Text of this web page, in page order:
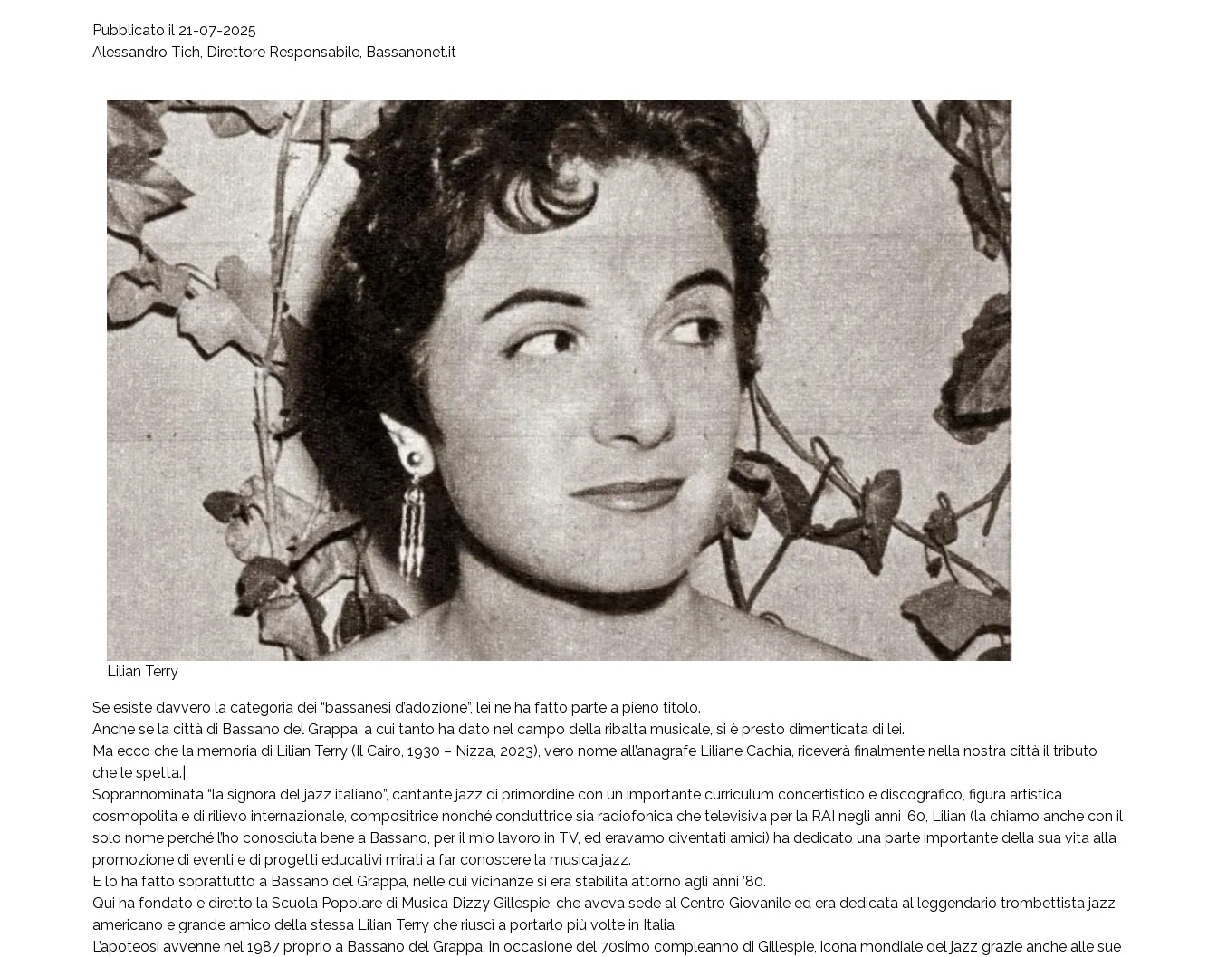
Pubblicato il 21-07-2025
Alessandro Tich, Direttore Responsabile, Bassanonet.it
Lilian Terry
Se esiste davvero la categoria dei “bassanesi d’adozione”, lei ne ha fatto parte a pieno titolo.
Anche se la città di Bassano del Grappa, a cui tanto ha dato nel campo della ribalta musicale, si è presto dimenticata di lei.
Ma ecco che la memoria di Lilian Terry (Il Cairo, 1930 – Nizza, 2023), vero nome all’anagrafe Liliane Cachia, riceverà finalmente nella nostra città il tributo
che le spetta.|
Soprannominata “la signora del jazz italiano”, cantante jazz di prim’ordine con un importante curriculum concertistico e discografico, figura artistica
cosmopolita e di rilievo internazionale, compositrice nonché conduttrice sia radiofonica che televisiva per la RAI negli anni ’60, Lilian (la chiamo anche con il
solo nome perché l’ho conosciuta bene a Bassano, per il mio lavoro in TV, ed eravamo diventati amici) ha dedicato una parte importante della sua vita alla
promozione di eventi e di progetti educativi mirati a far conoscere la musica jazz.
E lo ha fatto soprattutto a Bassano del Grappa, nelle cui vicinanze si era stabilita attorno agli anni ’80.
Qui ha fondato e diretto la Scuola Popolare di Musica Dizzy Gillespie, che aveva sede al Centro Giovanile ed era dedicata al leggendario trombettista jazz
americano e grande amico della stessa Lilian Terry che riuscì a portarlo più volte in Italia.
L’apoteosi avvenne nel 1987 proprio a Bassano del Grappa, in occasione del 70simo compleanno di Gillespie, icona mondiale del jazz grazie anche alle sue